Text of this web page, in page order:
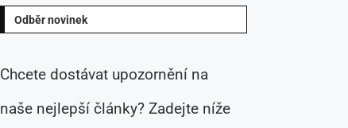
Odběr novinek
Chcete dostávat upozornění na
naše nejlepší články? Zadejte níže